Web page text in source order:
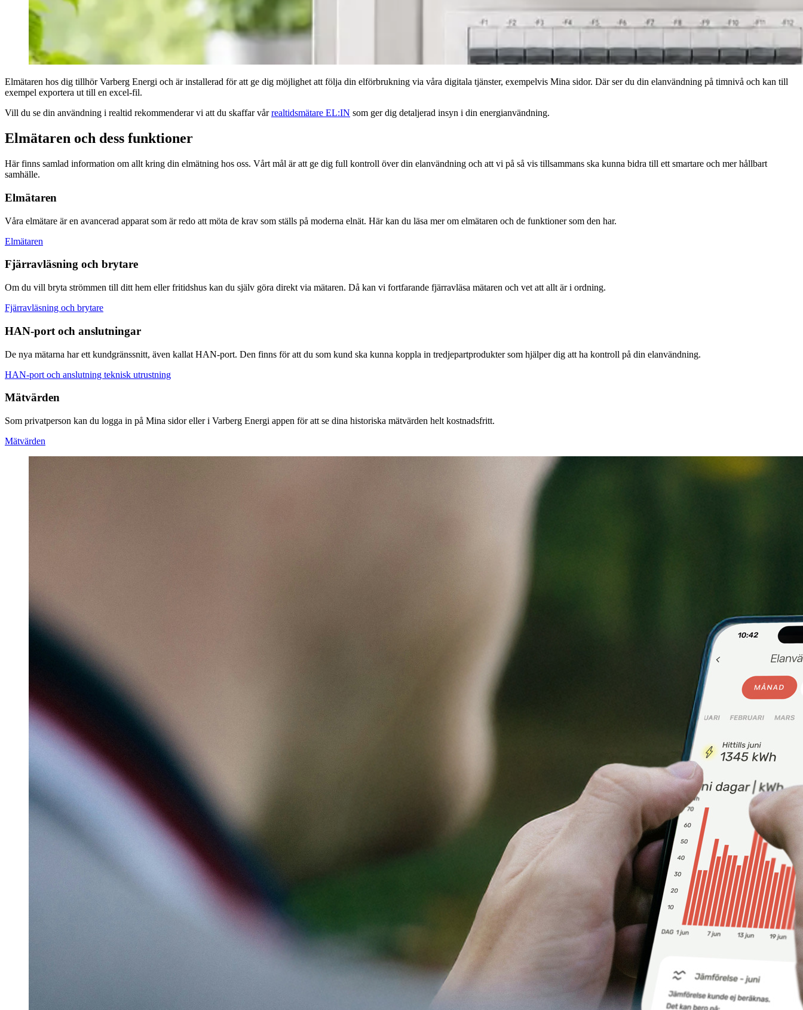
Elmätaren hos dig tillhör Varberg Energi och är installerad för att ge dig möjlighet att följa din elförbrukning via våra digitala tjänster, exempelvis Mina sidor. Där ser du din elanvändning på timnivå och kan till
exempel exportera ut till en excel-fil.
Vill du se din användning i realtid rekommenderar vi att du skaffar vårrealtidsmätare EL:IN som ger dig detaljerad insyn i din energianvändning.
Elmätaren och dess funktioner
Här finns samlad information om allt kring din elmätning hos oss. Vårt mål är att ge dig full kontroll över din elanvändning och att vi på så vis tillsammans ska kunna bidra till ett smartare och mer hållbart
samhälle.
Elmätaren
Våra elmätare är en avancerad apparat som är redo att möta de krav som ställs på moderna elnät. Här kan du läsa mer om elmätaren och de funktioner som den har.
Elmätaren
Fjärravläsning och brytare
Om du vill bryta strömmen till ditt hem eller fritidshus kan du själv göra direkt via mätaren. Då kan vi fortfarande fjärravläsa mätaren och vet att allt är i ordning.
Fjärravläsning och brytare
HAN-port och anslutningar
De nya mätarna har ett kundgränssnitt, även kallat HAN-port. Den finns för att du som kund ska kunna koppla in tredjepartprodukter som hjälper dig att ha kontroll på din elanvändning.
HAN-port och anslutning teknisk utrustning
Mätvärden
Som privatperson kan du logga in på Mina sidor eller i Varberg Energi appen för att se dina historiska mätvärden helt kostnadsfritt.
Mätvärden